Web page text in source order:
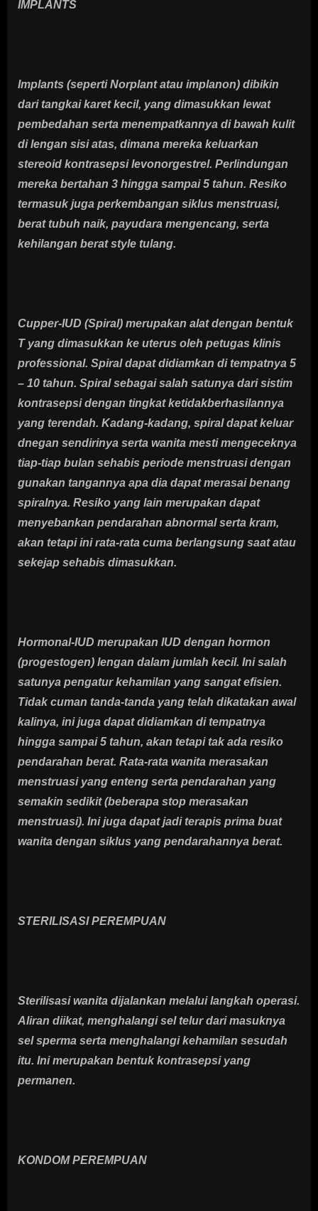
IMPLANTS
Implants (seperti Norplant atau implanon) dibikin
dari tangkai karet kecil, yang dimasukkan lewat
pembedahan serta menempatkannya di bawah kulit
di lengan sisi atas, dimana mereka keluarkan
stereoid kontrasepsi levonorgestrel. Perlindungan
mereka bertahan 3 hingga sampai 5 tahun. Resiko
termasuk juga perkembangan siklus menstruasi,
berat tubuh naik, payudara mengencang, serta
kehilangan berat style tulang.
Cupper-IUD (Spiral) merupakan alat dengan bentuk
T yang dimasukkan ke uterus oleh petugas klinis
professional. Spiral dapat didiamkan di tempatnya 5
– 10 tahun. Spiral sebagai salah satunya dari sistim
kontrasepsi dengan tingkat ketidakberhasilannya
yang terendah. Kadang-kadang, spiral dapat keluar
dnegan sendirinya serta wanita mesti mengeceknya
tiap-tiap bulan sehabis periode menstruasi dengan
gunakan tangannya apa dia dapat merasai benang
spiralnya. Resiko yang lain merupakan dapat
menyebankan pendarahan abnormal serta kram,
akan tetapi ini rata-rata cuma berlangsung saat atau
sekejap sehabis dimasukkan.
Hormonal-IUD merupakan IUD dengan hormon
(progestogen) lengan dalam jumlah kecil. Ini salah
satunya pengatur kehamilan yang sangat efisien.
Tidak cuman tanda-tanda yang telah dikatakan awal
kalinya, ini juga dapat didiamkan di tempatnya
hingga sampai 5 tahun, akan tetapi tak ada resiko
pendarahan berat. Rata-rata wanita merasakan
menstruasi yang enteng serta pendarahan yang
semakin sedikit (beberapa stop merasakan
menstruasi). Ini juga dapat jadi terapis prima buat
wanita dengan siklus yang pendarahannya berat.
STERILISASI PEREMPUAN
Sterilisasi wanita dijalankan melalui langkah operasi.
Aliran diikat, menghalangi sel telur dari masuknya
sel sperma serta menghalangi kehamilan sesudah
itu. Ini merupakan bentuk kontrasepsi yang
permanen.
KONDOM PEREMPUAN